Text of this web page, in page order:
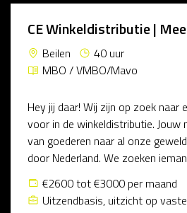
CE Winkeldistributie |
Beilen
40 uur
MBO / VMBO/Mavo
Hey jij daar! Wij zijn op zoek naar
voor in de winkeldistributie. Jouw
van goederen naar al onze
door Nederland. We zoeken
€2600 tot €3000 per maand
Uitzendbasis, uitzicht op